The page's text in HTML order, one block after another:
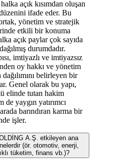
açık kısımdan oluşan
ifade eder. Bu
yönetim ve stratejik
etkili bir konuma
açık paylar çok sayıda
durumdadır.
imtiyazlı ve imtiyazsız
oy hakkı ve yönetim
belirleyen bir
Genel olarak bu yapı,
elinde tutan hakim
de yaygın yatırımcı
barındıran karma bir
işler.
A.Ş. etkileyen ana
(ör. otomotiv, enerji,
tüketim, finans vb.)?